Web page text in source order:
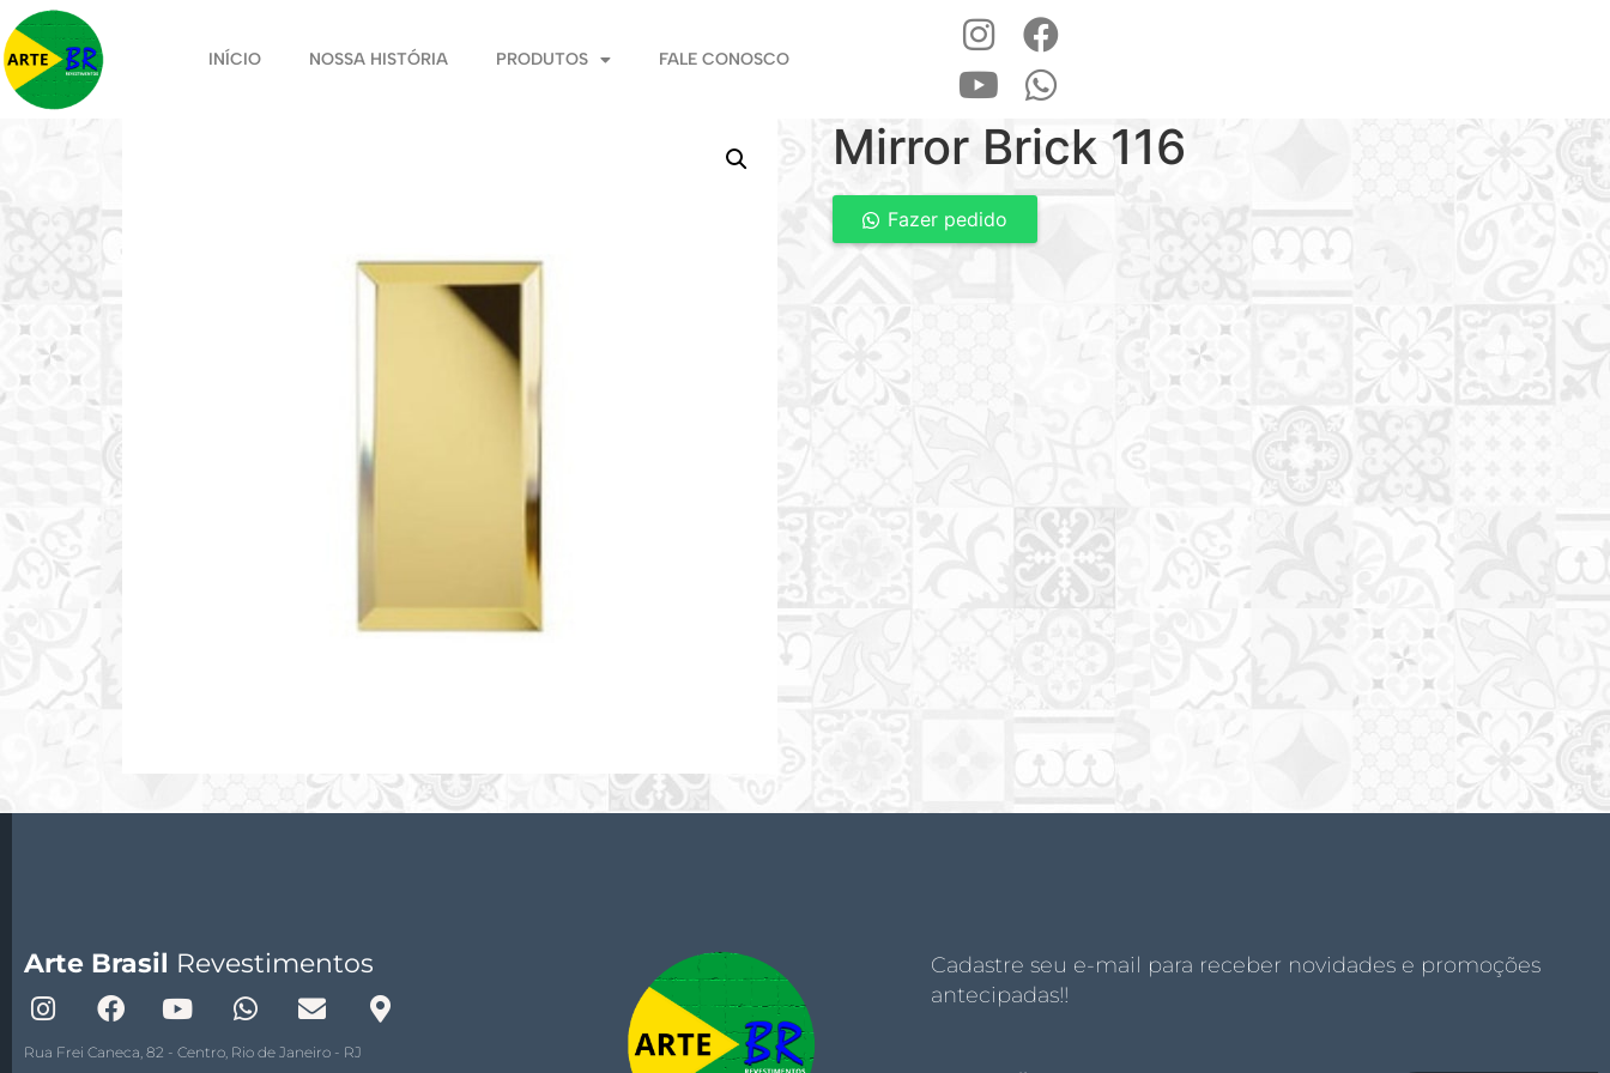
INÍCIO NOSSA HISTÓRIA PRODUTOS FALE CONOSCO
Mirror Brick 116
Fazer pedido
Arte Brasil Revestimentos
Rua Frei Caneca, 82 - Centro, Rio de Janeiro - RJ
Cadastre seu e-mail para receber novidades e promoções
antecipadas!!